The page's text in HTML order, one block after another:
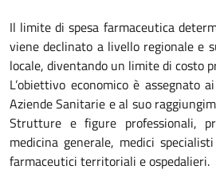
Il limite di spesa farmaceutica
viene declinato a livello regionale e
locale, diventando un limite di costo
L’obiettivo economico è assegnato
Aziende Sanitarie e al suo
Strutture e figure professionali,
medicina generale, medici
farmaceutici territoriali e ospedalieri.